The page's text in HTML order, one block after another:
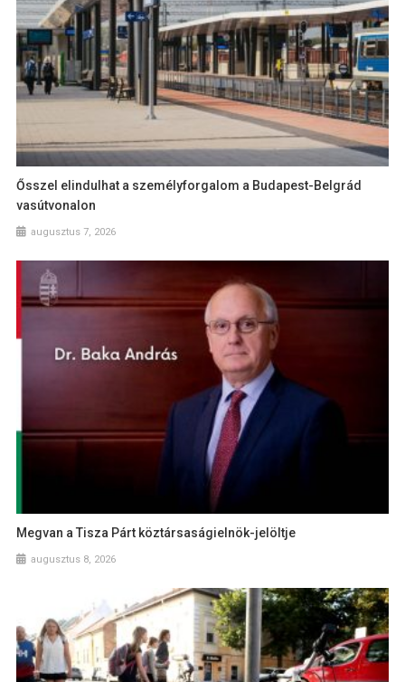
Ősszel elindulhat a személyforgalom a Budapest-Belgrád
vasútvonalon
augusztus 7, 2026
Megvan a Tisza Párt köztársaságielnök-jelöltje
augusztus 8, 2026